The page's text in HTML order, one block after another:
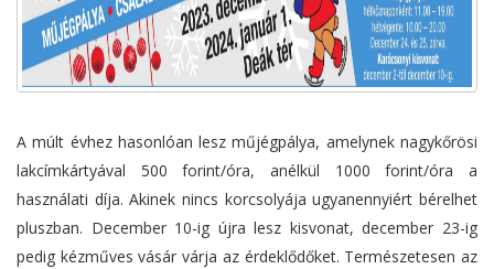
A múlt évhez hasonlóan lesz műjégpálya, amelynek nagykőrösi
lakcímkártyával 500 forint/óra, anélkül 1000 forint/óra a
használati díja. Akinek nincs korcsolyája ugyanennyiért bérelhet
pluszban. December 10-ig újra lesz kisvonat, december 23-ig
pedig kézműves vásár várja az érdeklődőket. Természetesen az